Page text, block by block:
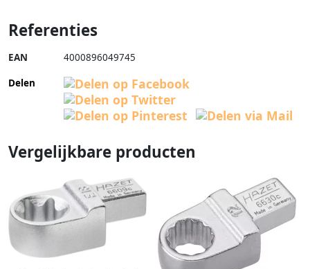
Referenties
EAN 4000896049745
Delen
Vergelijkbare producten